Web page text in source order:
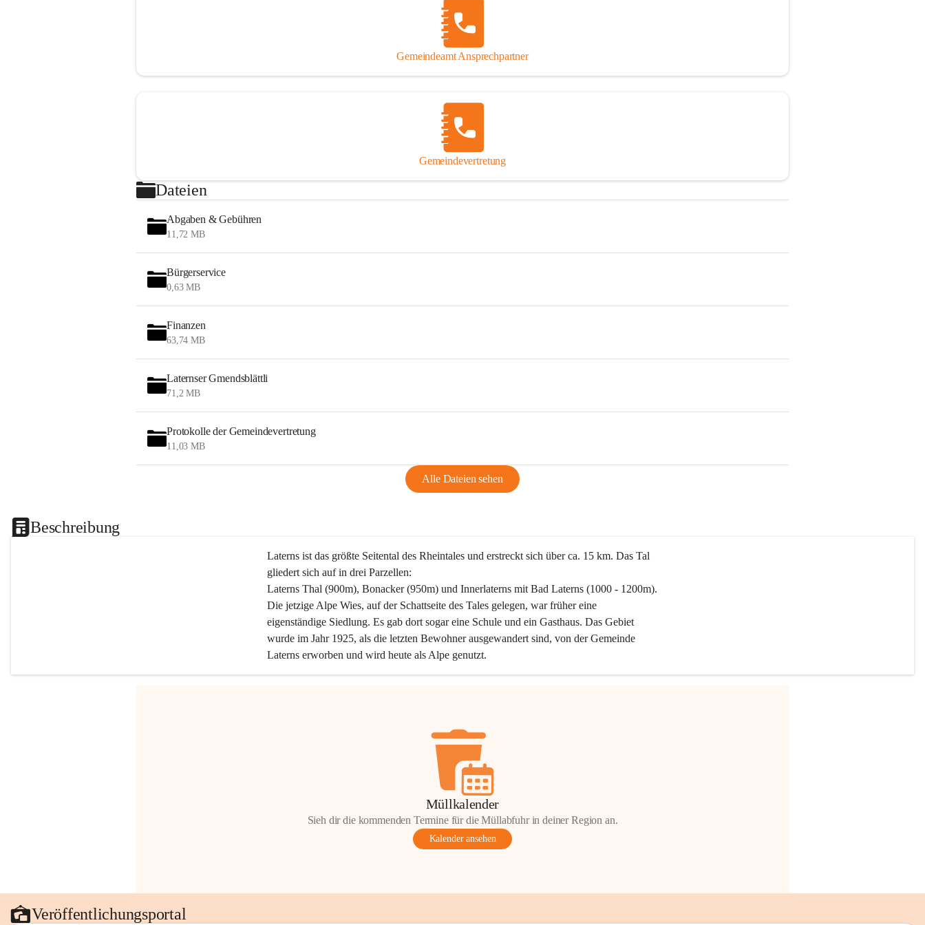
Gemeindeamt Ansprechpartner
Gemeindevertretung
Dateien
Abgaben & Gebühren
11,72 MB
Bürgerservice
0,63 MB
Finanzen
63,74 MB
Laternser Gmendsblättli
71,2 MB
Protokolle der Gemeindevertretung
11,03 MB
Alle Dateien sehen
Beschreibung
Laterns ist das größte Seitental des Rheintales und erstreckt sich über ca. 15 km. Das Tal
gliedert sich auf in drei Parzellen:
Laterns Thal (900m), Bonacker (950m) und Innerlaterns mit Bad Laterns (1000 - 1200m).
Die jetzige Alpe Wies, auf der Schattseite des Tales gelegen, war früher eine
eigenständige Siedlung. Es gab dort sogar eine Schule und ein Gasthaus. Das Gebiet
wurde im Jahr 1925, als die letzten Bewohner ausgewandert sind, von der Gemeinde
Laterns erworben und wird heute als Alpe genutzt.
Müllkalender
Sieh dir die kommenden Termine für die Müllabfuhr in deiner Region an.
Kalender ansehen
Veröffentlichungsportal